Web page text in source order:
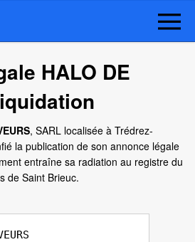
HALO DE
, SARL localisée à Trédrez-
la publication de son annonce légale
entraîne sa radiation au registre du
de Saint Brieuc.